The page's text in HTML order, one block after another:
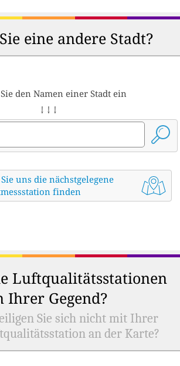
eine andere Stadt?
den Namen einer Stadt ein
↓ ↓ ↓
uns die nächstgelegene
finden
Luftqualitätsstationen
Ihrer Gegend?
Sie sich nicht mit Ihrer
an der Karte?